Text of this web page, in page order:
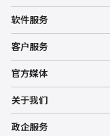
软件服务
客户服务
官方媒体
关于我们
政企服务